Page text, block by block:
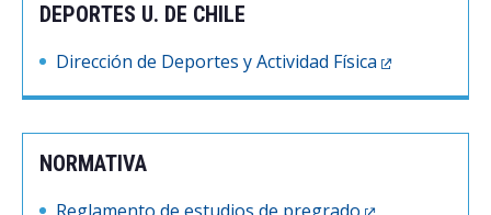
DEPORTES U. DE CHILE
Dirección de Deportes y Actividad Física
NORMATIVA